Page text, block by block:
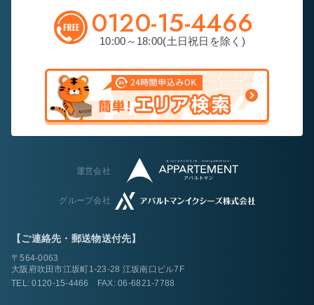
0120-15-4466
10:00～18:00(土日祝日を除く)
運営会社
グループ会社
【ご連絡先・郵送物送付先】
〒564-0063
大阪府吹田市江坂町1-23-28 江坂南口ビル7F
TEL:0120-15-4466 FAX: 06-6821-7788